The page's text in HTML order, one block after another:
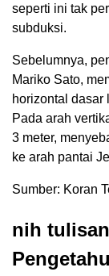
seperti ini tak
subduksi.
Sebelumnya,
Mariko Sato,
horizontal dasar
Pada arah
3 meter,
ke arah pantai
Sumber: Koran
nih